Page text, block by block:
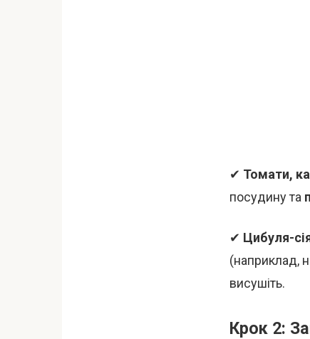
✔ Томати,
посудину та
✔ Цибуля-
(наприклад,
висушіть.
Крок 2: